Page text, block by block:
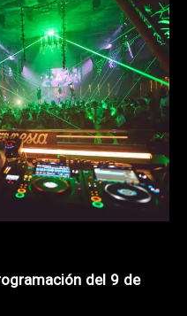
del 9 de